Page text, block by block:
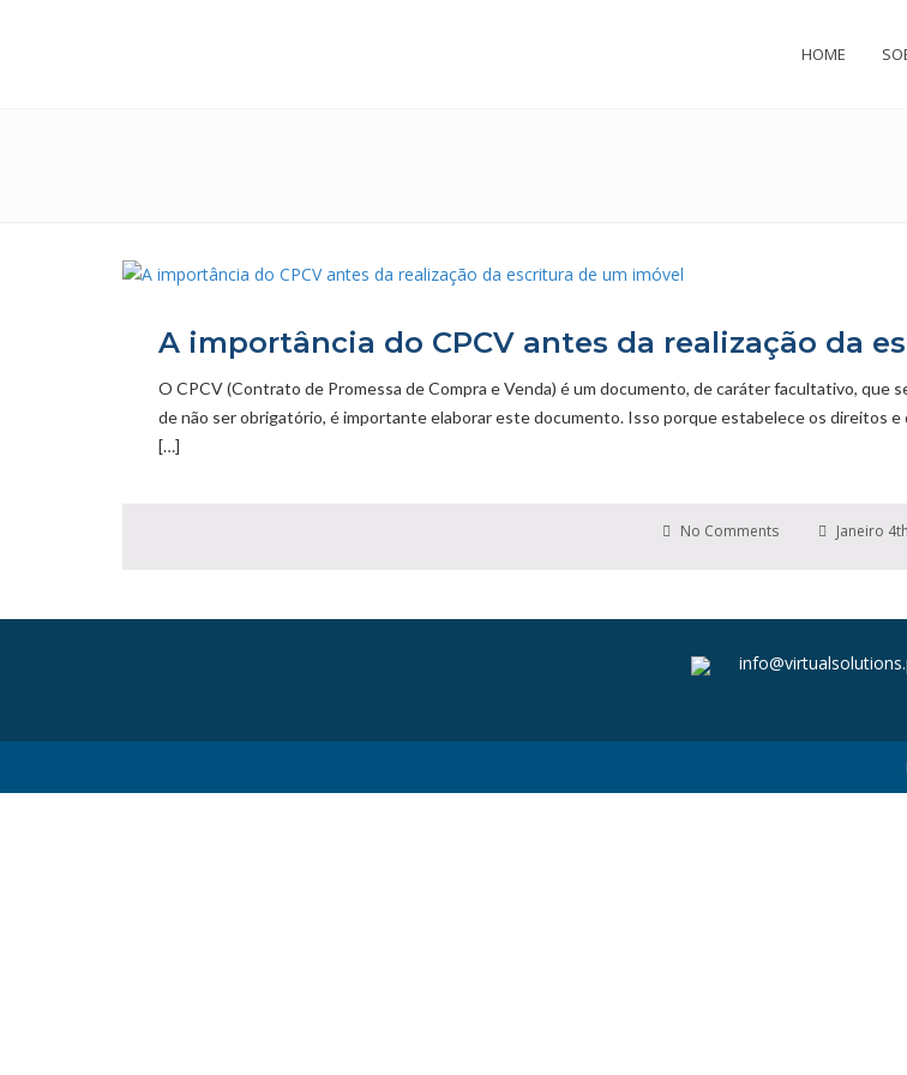
HOME
A importância do CPCV antes da realização da
O CPCV (Contrato de Promessa de Compra e Venda) é um documento, de caráter facultativo, que
de não ser obrigatório, é importante elaborar este documento. Isso porque estabelece os direitos
[…]
No Comments Janeiro